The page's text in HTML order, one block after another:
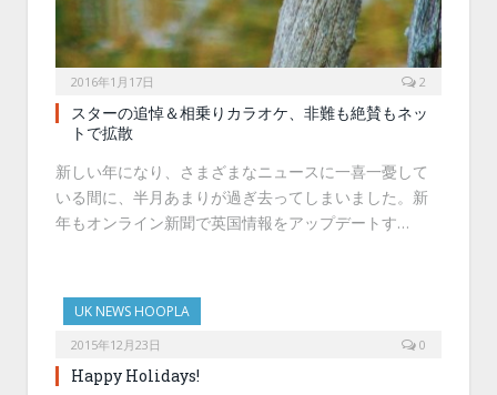
2016年1月17日 2
スターの追悼＆相乗りカラオケ、非難も絶賛もネッ
トで拡散
新しい年になり、さまざまなニュースに一喜一憂して
いる間に、半月あまりが過ぎ去ってしまいました。新
年もオンライン新聞で英国情報をアップデートす…
UK NEWS HOOPLA
2015年12月23日 0
Happy Holidays!